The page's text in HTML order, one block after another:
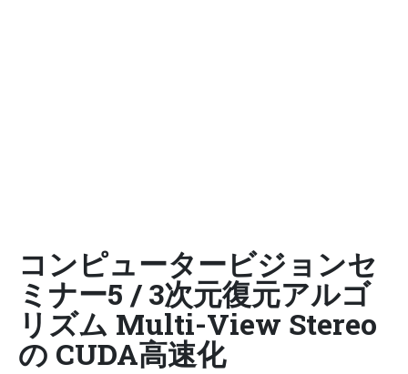
コンピュータービジョンセ
ミナー5 / 3次元復元アルゴ
リズム Multi-View Stereo
の CUDA高速化